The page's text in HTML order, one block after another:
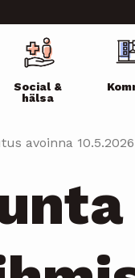
Social &
hälsa
avoinna